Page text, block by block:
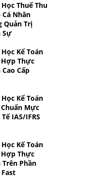
Học Thuế Thu
Cá Nhân
Quản Trị
Sự
Kế Toán
Thực
Cấp
Kế Toán
Mực
IAS/IFRS
Kế Toán
Thực
Trên Phần